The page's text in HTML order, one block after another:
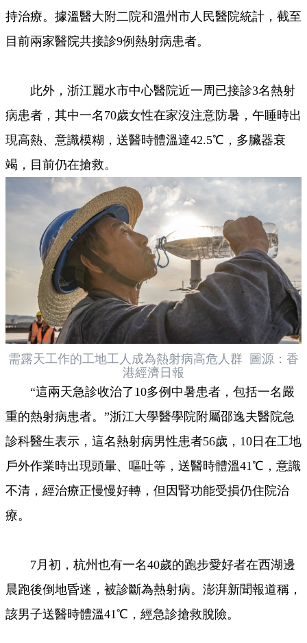
持治療。據溫醫大附二院和溫州市人民醫院統計，截至
目前兩家醫院共接診9例熱射病患者。
此外，浙江麗水市中心醫院近一周已接診3名熱射
病患者，其中一名70歲女性在家沒注意防暑，午睡時出
現高熱、意識模糊，送醫時體溫達42.5℃，多臟器衰
竭，目前仍在搶救。
需露天工作的工地工人成為熱射病高危人群 圖源：香
港經濟日報
“這兩天急診收治了10多例中暑患者，包括一名嚴
重的熱射病患者。”浙江大學醫學院附屬邵逸夫醫院急
診科醫生表示，這名熱射病男性患者56歲，10日在工地
戶外作業時出現頭暈、嘔吐等，送醫時體溫41℃，意識
不清，經治療正慢慢好轉，但因腎功能受損仍住院治
療。
7月初，杭州也有一名40歲的跑步愛好者在西湖邊
晨跑後倒地昏迷，被診斷為熱射病。澎湃新聞報道稱，
該男子送醫時體溫41℃，經急診搶救脫險。